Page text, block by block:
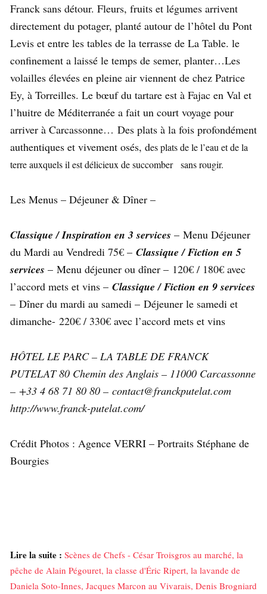
Franck sans détour. Fleurs, fruits et légumes arrivent
directement du potager, planté autour de l’hôtel du Pont
Levis et entre les tables de la terrasse de La Table. le
confinement a laissé le temps de semer, planter…Les
volailles élevées en pleine air viennent de chez Patrice
Ey, à Torreilles. Le bœuf du tartare est à Fajac en Val et
l’huitre de Méditerranée a fait un court voyage pour
arriver à Carcassonne… Des plats à la fois profondément
authentiques et vivement osés, des plats de le l’eau et de la
terre auxquels il est délicieux de succomber sans rougir.
Les Menus – Déjeuner & Dîner –
Classique / Inspiration en 3 services – Menu Déjeuner
du Mardi au Vendredi 75€ – Classique / Fiction en 5
services – Menu déjeuner ou dîner – 120€ / 180€ avec
l’accord mets et vins – Classique / Fiction en 9 services
– Dîner du mardi au samedi – Déjeuner le samedi et
dimanche- 220€ / 330€ avec l’accord mets et vins
HÔTEL LE PARC – LA TABLE DE FRANCK
PUTELAT 80 Chemin des Anglais – 11000 Carcassonne
– +33 4 68 71 80 80 – contact@franckputelat.com
http://www.franck-putelat.com/
Crédit Photos : Agence VERRI – Portraits Stéphane de
Bourgies
Lire la suite : Scènes de Chefs - César Troisgros au marché, la
pêche de Alain Pégouret, la classe d'Éric Ripert, la lavande de
Daniela Soto-Innes, Jacques Marcon au Vivarais, Denis Brogniard